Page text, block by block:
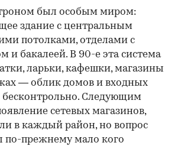
был особым миром:
здание с центральным
потолками, отделами с
и бакалеей. В 90-е эта система
ларьки, кафешки, магазины
— облик домов и входных
бесконтрольно. Следующим
сетевых магазинов,
в каждый район, но вопрос
по-прежнему мало кого